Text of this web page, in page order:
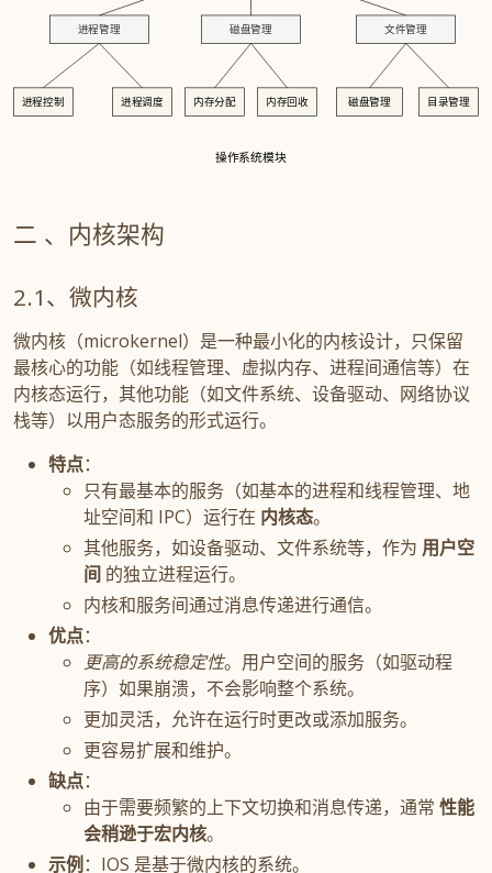
进程管理 磁盘管理 文件管理
进程控制 进程调度 内存分配 内存回收 磁盘管理 目录管理
操作系统模块
内核架构
微内核
微内核（microkernel）是一种最小化的内核设计，只保留
最核心的功能（如线程管理、虚拟内存、进程间通信等）在
内核态运行，其他功能（如文件系统、设备驱动、网络协议
栈等）以用户态服务的形式运行。
特点：
只有最基本的服务（如基本的进程和线程管理、地
址空间和 IPC）运行在 内核态。
其他服务，如设备驱动、文件系统等，作为 用户空
间 的独立进程运行。
内核和服务间通过消息传递进行通信。
优点：
更高的系统稳定性。用户空间的服务（如驱动程
序）如果崩溃，不会影响整个系统。
更加灵活，允许在运行时更改或添加服务。
更容易扩展和维护。
缺点：
由于需要频繁的上下文切换和消息传递，通常 性能
会稍逊于宏内核。
示例 ：IOS 是基于微内核的系统。